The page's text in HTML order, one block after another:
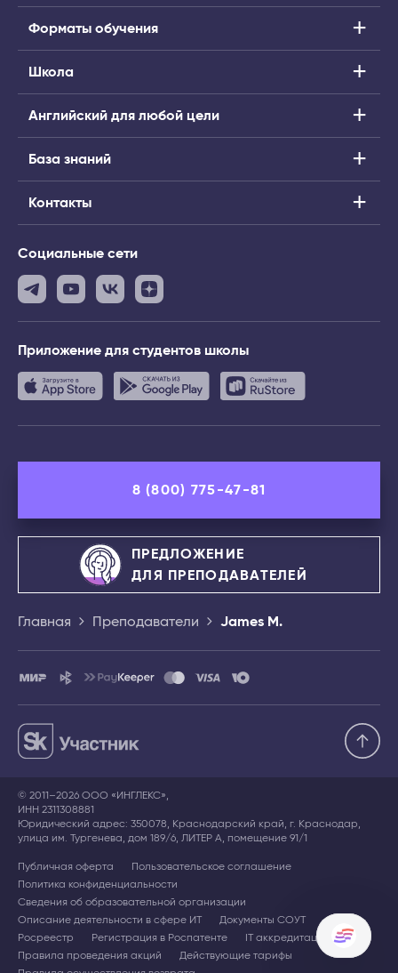
Форматы обучения
Школа
Английский для любой цели
База знаний
Контакты
Социальные сети
Приложение для студентов школы
8 (800) 775-47-81
ПРЕДЛОЖЕНИЕ
ДЛЯ ПРЕПОДАВАТЕЛЕЙ
Главная Преподаватели James M.
© 2011–2026 ООО «ИНГЛЕКС»,
ИНН 2311308881
Юридический адрес: 350078, Краснодарский край, г. Краснодар,
улица им. Тургенева, дом 189/6, ЛИТЕР А, помещение 91/1
Публичная оферта
Пользовательское соглашение
Политика конфиденциальности
Сведения об образовательной организации
Описание деятельности в сфере ИТ
Документы СОУТ
Росреестр
Регистрация в Роспатенте
IT аккредитация
Правила проведения акций
Действующие тарифы